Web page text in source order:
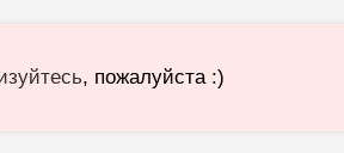
, пожалуйста :)